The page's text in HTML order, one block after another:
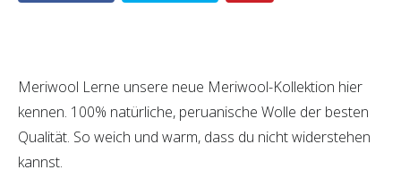
Meriwool Lerne unsere neue Meriwool-Kollektion hier
kennen. 100% natürliche, peruanische Wolle der besten
Qualität. So weich und warm, dass du nicht widerstehen
kannst.